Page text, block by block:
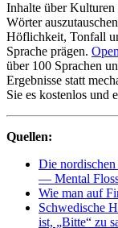
Inhalte über Kulturen
Wörter
Höflichkeit, Tonfall
Sprache prägen.
über 100 Sprachen
Ergebnisse statt
Sie es kostenlos und
Quellen:
Die
— Mental
Wie man auf
Schwedische
ist, „Bitte“ zu